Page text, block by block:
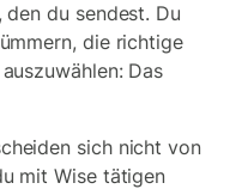
du sendest. Du
die richtige
Das
sich nicht von
mit Wise tätigen